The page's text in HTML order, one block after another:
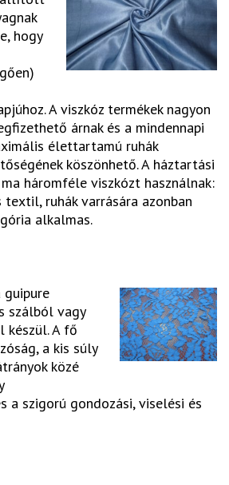
hogy
A viszkóz termékek nagyon
árnak és a mindennapi
élettartamú ruhák
köszönhető. A háztartási
háromféle viszkózt használnak:
textil, ruhák varrására azonban
alkalmas.
guipure
szálból vagy
készül. A fő
a kis súly
közé
a szigorú gondozási, viselési és